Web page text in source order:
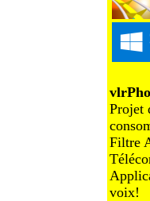
Projet
Filtre
voix!